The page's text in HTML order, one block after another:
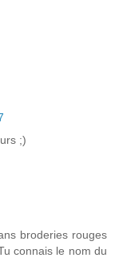
;)
broderies rouges
connais le nom du